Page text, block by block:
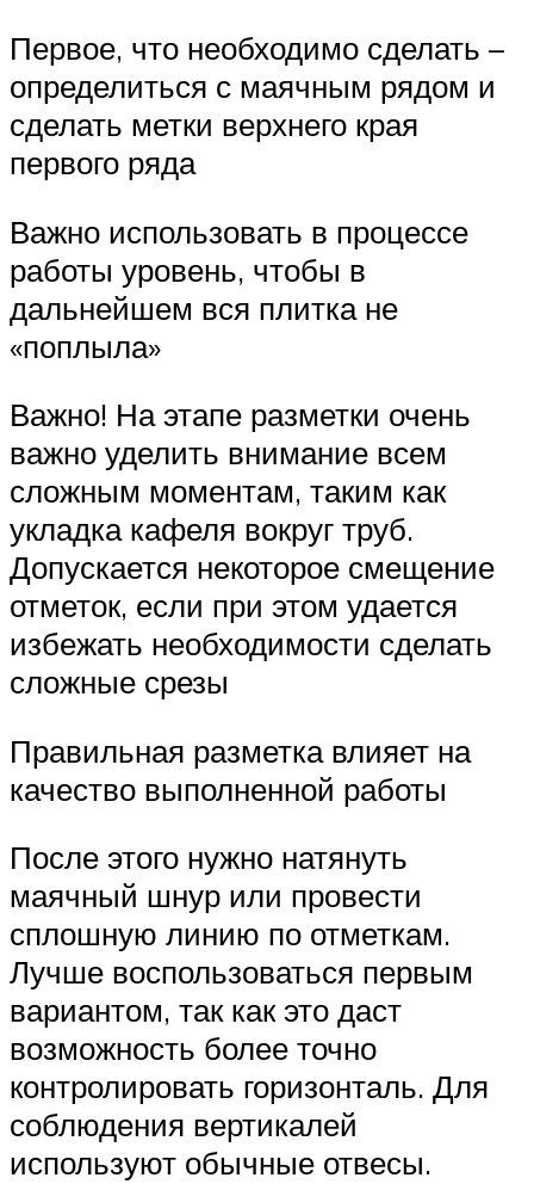
Первое, что необходимо сделать –
определиться с маячным рядом и
сделать метки верхнего края
первого ряда
Важно использовать в процессе
работы уровень, чтобы в
дальнейшем вся плитка не
«поплыла»
Важно! На этапе разметки очень
важно уделить внимание всем
сложным моментам, таким как
укладка кафеля вокруг труб.
Допускается некоторое смещение
отметок, если при этом удается
избежать необходимости сделать
сложные срезы
Правильная разметка влияет на
качество выполненной работы
После этого нужно натянуть
маячный шнур или провести
сплошную линию по отметкам.
Лучше воспользоваться первым
вариантом, так как это даст
возможность более точно
контролировать горизонталь. Для
соблюдения вертикалей
используют обычные отвесы.